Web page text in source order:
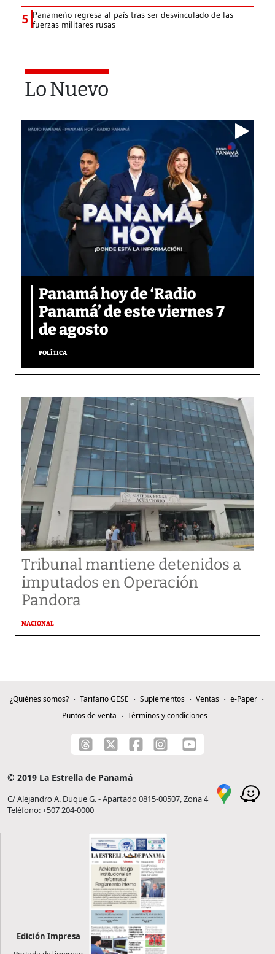
5 Panameño regresa al país tras ser desvinculado de las
fuerzas militares rusas
Lo Nuevo
Panamá hoy de ‘Radio
Panamá’ de este viernes 7
de agosto
POLÍTICA
Tribunal mantiene detenidos a
imputados en Operación
Pandora
NACIONAL
¿Quiénes somos? Tarifario GESE Suplementos Ventas
e-Paper
Puntos de venta
Términos y condiciones
© 2019 La Estrella de Panamá
C/ Alejandro A. Duque G. - Apartado 0815-00507, Zona 4
Teléfono: +507 204-0000
Edición Impresa